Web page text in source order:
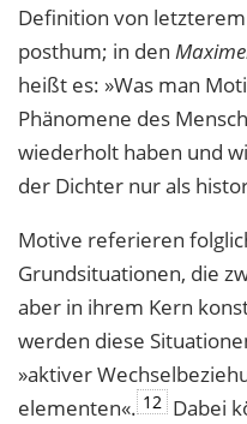
Definition von
posthum; in den
heißt es: »Was man
Phänomene des
wiederholt haben und
der Dichter nur als
Motive referieren
Grundsituationen, die
aber in ihrem Kern
werden diese
»aktiver
elementen«. 12 Dabei